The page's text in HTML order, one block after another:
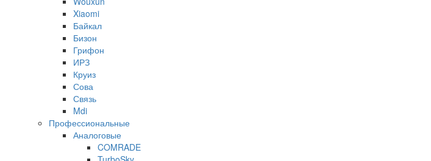
Xiaomi
Байкал
Бизон
Грифон
ИРЗ
Круиз
Сова
Связь
Mdi
Профессиональные
Аналоговые
COMRADE